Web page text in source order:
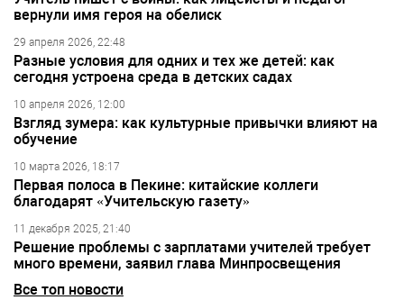
вернули имя героя на обелиск
29 апреля 2026, 22:48
Разные условия для одних и тех же детей: как
сегодня устроена среда в детских садах
10 апреля 2026, 12:00
Взгляд зумера: как культурные привычки влияют на
обучение
10 марта 2026, 18:17
Первая полоса в Пекине: китайские коллеги
благодарят «Учительскую газету»
11 декабря 2025, 21:40
Решение проблемы с зарплатами учителей требует
много времени, заявил глава Минпросвещения
Все топ новости